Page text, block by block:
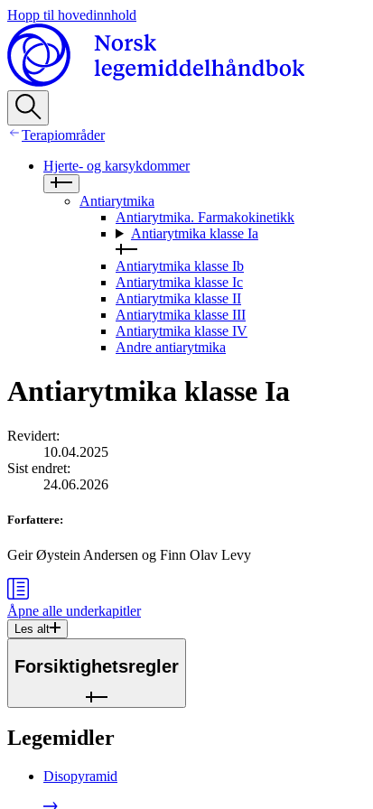
Hopp til hovedinnhold
Terapiområder
Hjerte- og karsykdommer
Antiarytmika
Antiarytmika. Farmakokinetikk
Antiarytmika klasse Ia
Antiarytmika klasse Ib
Antiarytmika klasse Ic
Antiarytmika klasse II
Antiarytmika klasse III
Antiarytmika klasse IV
Andre antiarytmika
Antiarytmika klasse Ia
Revidert:
10.04.2025
Sist endret:
24.06.2026
Forfattere:
Geir Øystein Andersen og Finn Olav Levy
Åpne alle underkapitler
Les alt
Forsiktighetsregler
Legemidler
Disopyramid